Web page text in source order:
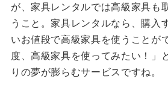
が、家具レンタルでは高級家具も
うこと。家具レンタルなら、購入
いお値段で高級家具を使うことが
度、高級家具を使ってみたい！」
りの夢が膨らむサービスですね。